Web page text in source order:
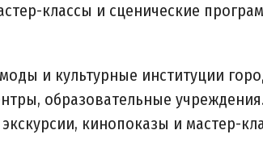
классы и сценические
и культурные институции
образовательные
экскурсии, кинопоказы и мастер-